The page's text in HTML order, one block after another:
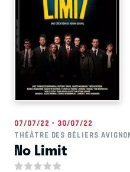
07/07/22 - 30/07/22
THÉÂTRE DES BÉLIERS
No Limit